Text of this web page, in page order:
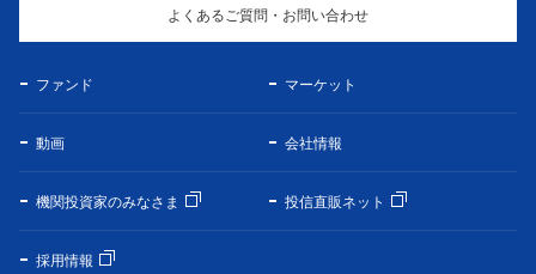
よくあるご質問・お問い合わせ
ファンド マーケット
動画 会社情報
機関投資家のみなさま 投信直販ネット
採用情報